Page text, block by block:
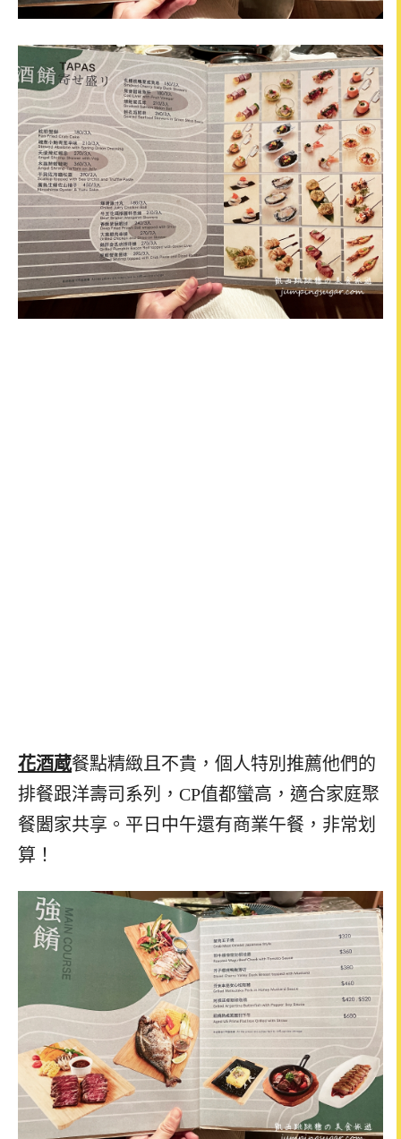
花酒蔵餐點精緻且不貴，個人特別推薦他們的
排餐跟洋壽司系列，CP值都蠻高，適合家庭聚
餐闔家共享。平日中午還有商業午餐，非常划
算！